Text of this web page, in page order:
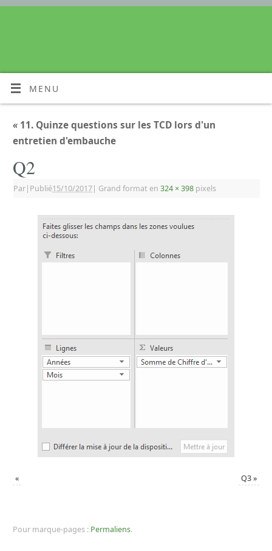
MENU
« 11. Quinze questions sur les TCD lors d'un
entretien d'embauche
Q2
Par| Publié15/10/2017| Grand format en 324 × 398 pixels
« Q3»
Pour marque-pages : Permaliens.